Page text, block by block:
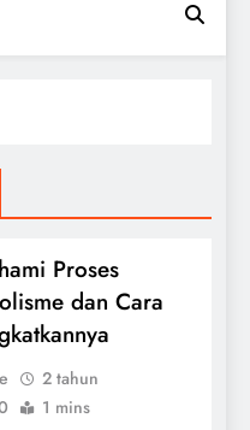
Proses
dan Cara
2 tahun
1 mins